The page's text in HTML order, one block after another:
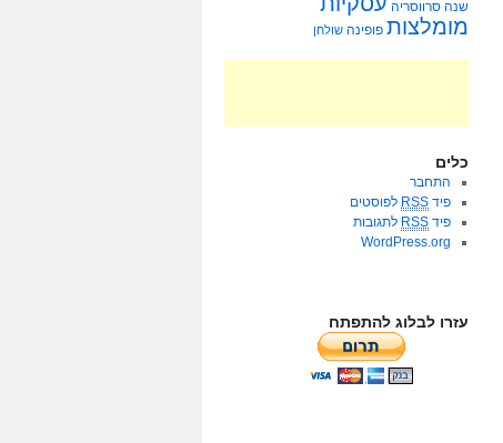
שנה סרווסריה
מומלצות פופינה שולחן
כלים
התחבר
פיד RSS לפוסטים
פיד RSS לתגובות
WordPress.org
עזרו לבלוג להתפתח